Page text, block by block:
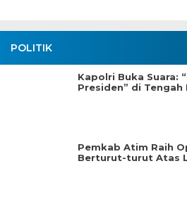
POLITIK
Kapolri Buka Suara:
Presiden” di
Pemkab Atim Raih
Berturut-turut Atas